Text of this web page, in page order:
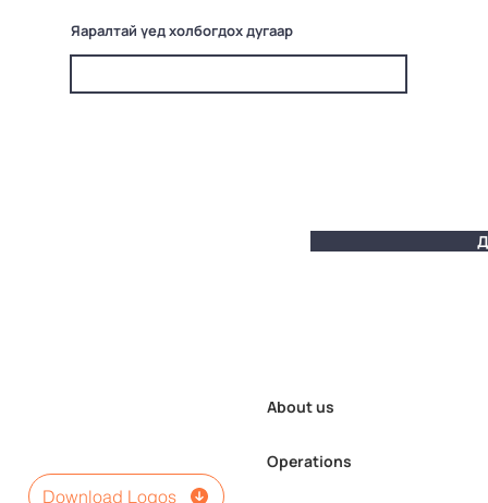
Яаралтай үед холбогдох дугаар
Download Logos
About us
Operations